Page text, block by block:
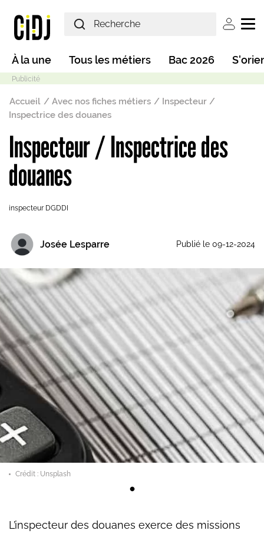
User
Main navigation
À la une Tous les métiers Bac 2026
Mode sombre
Fil d'Ariane
Accueil Avec nos fiches métiers
Inspecteur /
Inspectrice des douanes
Inspecteur / Inspectrice des
douanes
inspecteur DGDDI
Josée Lesparre Publié le 09-12-2024
Crédit : Unsplash
L’inspecteur des douanes exerce des missions